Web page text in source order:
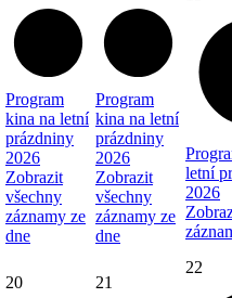
Program
kina na letní
prázdniny
2026
Zobrazit
všechny
záznamy ze
dne
Program
kina na letní
prázdniny
2026
Zobrazit
všechny
záznamy ze
dne
letní
2026
20 21
22